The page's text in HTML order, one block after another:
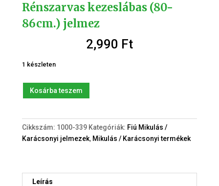
Rénszarvas kezeslábas (80-
86cm.) jelmez
2,990 Ft
1 készleten
Rénszarvas
kezeslábas
86cm.)
jelmez
mennyiség
Kosárba teszem
Cikkszám: 1000-339 Kategóriák: Fiú Mikulás /
Karácsonyi jelmezek, Mikulás / Karácsonyi termékek
Leírás